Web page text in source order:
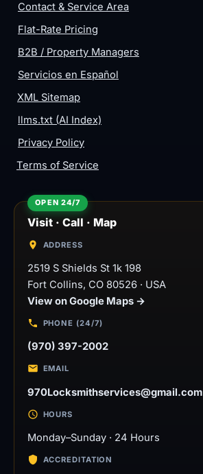
Contact & Service Area
Flat-Rate Pricing
B2B / Property Managers
Servicios en Español
XML Sitemap
llms.txt (AI Index)
Privacy Policy
Terms of Service
Visit · Call · Map
ADDRESS
2519 S Shields St 1k 198
Fort Collins, CO 80526 · USA
View on Google Maps →
PHONE (24/7)
(970) 397-2002
EMAIL
970Locksmithservices@gmail.com
HOURS
Monday–Sunday · 24 Hours
ACCREDITATION